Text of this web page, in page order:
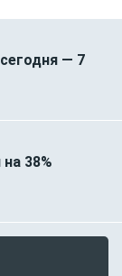
— 7
38%